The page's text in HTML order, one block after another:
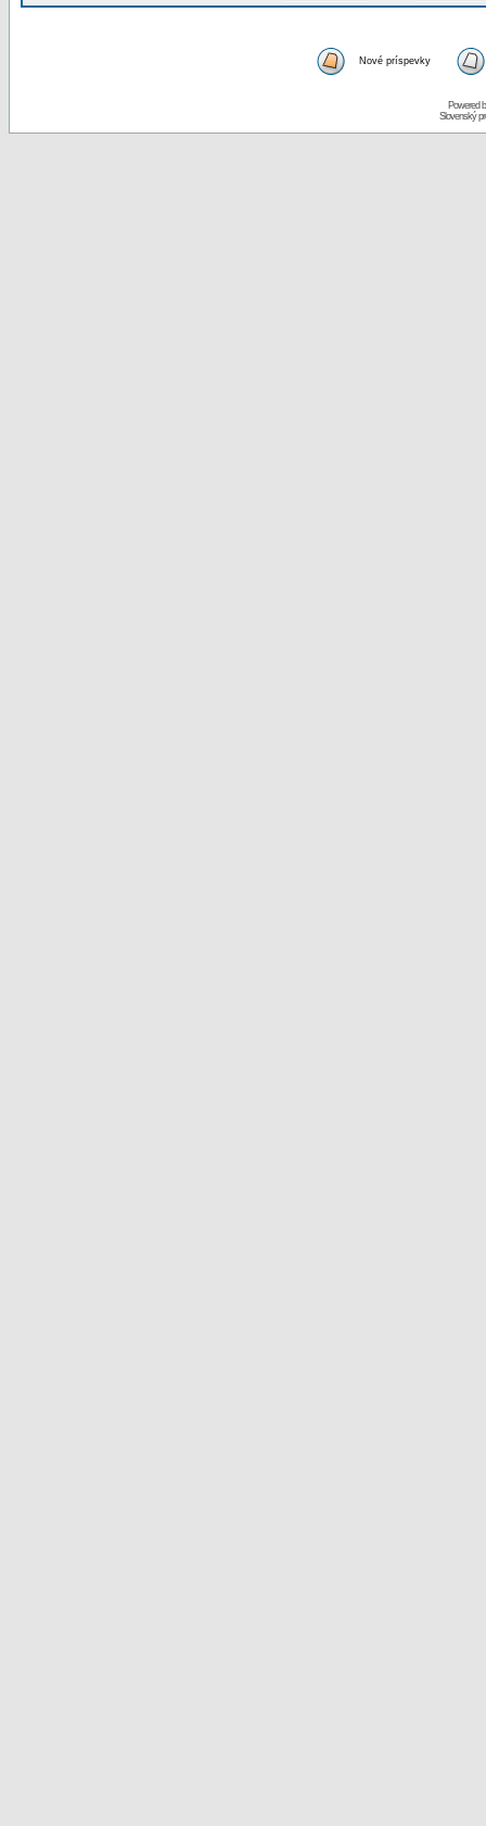
Nové príspevky
Powered
Slovenský